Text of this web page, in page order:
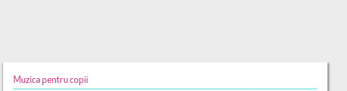
Muzica pentru copii